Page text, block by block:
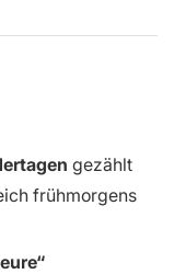
gezählt
frühmorgens